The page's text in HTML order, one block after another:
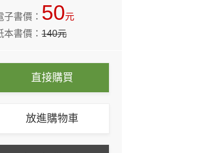
子書價： 50元
本書價：140元
直接購買
放進購物車